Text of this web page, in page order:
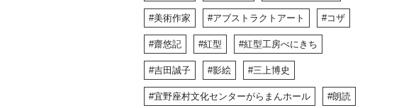
美術作家 アブストラクトアート コザ
齋悠記 紅型 紅型工房べにきち
吉田誠子 影絵 三上博史
宜野座村文化センターがらまんホール 朗読